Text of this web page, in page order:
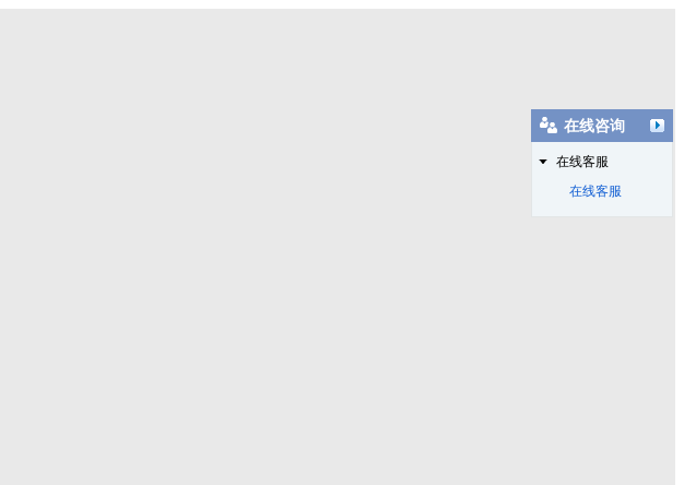
在线咨询
在线客服
在线客服